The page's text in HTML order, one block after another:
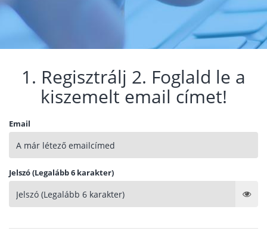
1. Regisztrálj 2. Foglald le a
kiszemelt email címet!
Email
Jelszó (Legalább 6 karakter)